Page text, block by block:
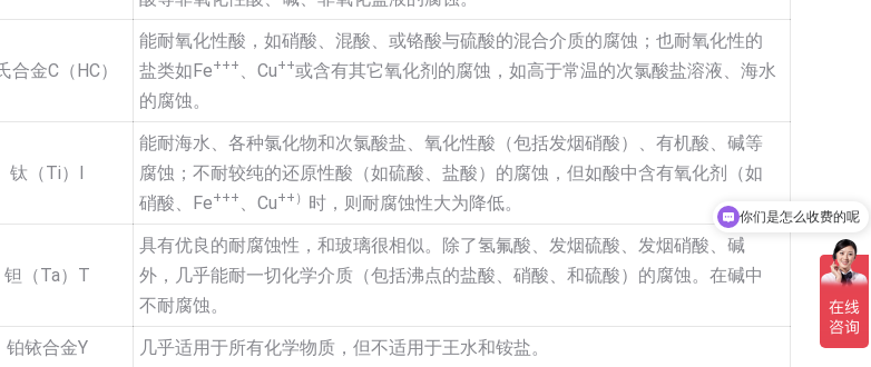
合金C（HC）
能耐氧化性酸，如硝酸、混酸、或铬酸与硫酸的混合介质的腐蚀；也耐氧化性的
盐类如Fe+++ 、Cu++或含有其它氧化剂的腐蚀，如高于常温的次氯酸盐溶液、海水
的腐蚀。
钛（Ti）I
能耐海水、各种氯化物和次氯酸盐、氧化性酸（包括发烟硝酸）、有机酸、碱等
腐蚀；不耐较纯的还原性酸（如硫酸、盐酸）的腐蚀，但如酸中含有氧化剂（如
硝酸、Fe+++ 、Cu++） 时，则耐腐蚀性大为降低。
钽（Ta）T
具有优良的耐腐蚀性，和玻璃很相似。除了氢氟酸、发烟硫酸、发烟硝酸、碱
外，几乎能耐一切化学介质（包括沸点的盐酸、硝酸、和硫酸）的腐蚀。在碱中
不耐腐蚀。
铂铱合金Y
几乎适用于所有化学物质，但不适用于王水和铵盐。
现在有优惠活动吗